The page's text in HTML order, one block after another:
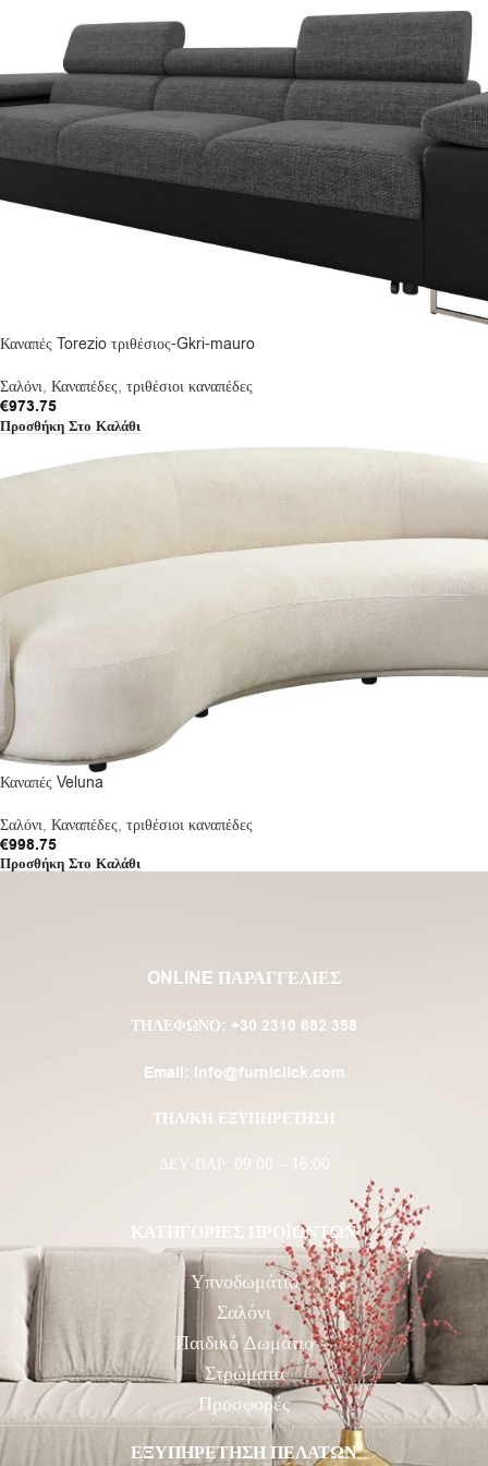
Καναπές Torezio τριθέσιος-Gkri-mauro
Σαλόνι, Καναπέδες, τριθέσιοι καναπέδες
€973.75
Προσθήκη Στο Καλάθι
Καναπές Veluna
Σαλόνι, Καναπέδες, τριθέσιοι καναπέδες
€998.75
Προσθήκη Στο Καλάθι
ONLINE ΠΑΡΑΓΓΕΛΙΕΣ
ΤΗΛΈΦΩΝΟ: +30 2310 682 358
Email: info@furniclick.com
ΤΗΛ/ΚΗ ΕΞΥΠΗΡΕΤΗΣΗ
ΔΕΥ-ΠΑΡ: 09:00 – 16:00
ΚΑΤΗΓΟΡΙΕΣ ΠΡΟΪΟΝΤΩΝ
Υπνοδωμάτιο
Σαλόνι
Παιδικό Δωμάτιο
Στρώματα
Προσφορές
ΕΞΥΠΗΡΕΤΗΣΗ ΠΕΛΑΤΩΝ